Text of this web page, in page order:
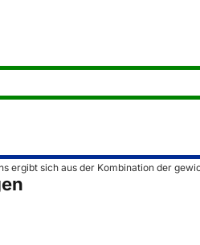
ergibt sich aus der Kombination der